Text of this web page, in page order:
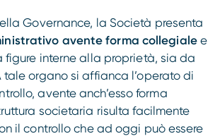
Governance, la Società presenta
avente forma collegialee
interne alla proprietà, sia da
tale organo si affianca l’operato di
avente anch’esso forma
societaria risulta facilmente
il controllo che ad oggi può essere